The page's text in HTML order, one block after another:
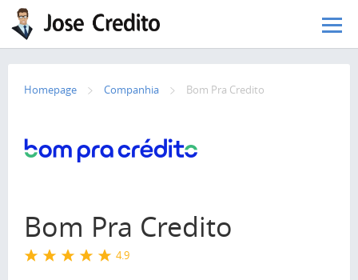
Pular para o conteúdo principal
Homepage Сompanhia Bom Pra Credito
Bom Pra Credito
4.9